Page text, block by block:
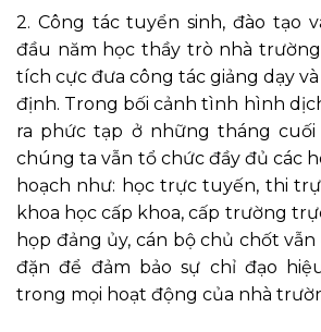
2. Công tác tuyển sinh, đào tạo
đầu năm học thầy trò nhà
tích cực đưa công tác giảng dạy
định. Trong bối cảnh tình hình
ra phức tạp ở những tháng
chúng ta vẫn tổ chức đầy đủ các
hoạch như: học trực tuyến, thi
khoa học cấp khoa, cấp trường
họp đảng ủy, cán bộ chủ chốt
đặn để đảm bảo sự chỉ đạo
trong mọi hoạt động của nhà